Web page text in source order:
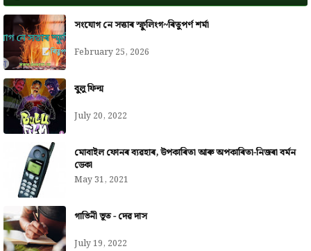
সংযোগ নে সত্তাৰ স্ফুলিংগ~ৰিতুপৰ্ণ শৰ্মা
February 25, 2026
বুলু ফিল্ম
July 20, 2022
মোবাইল ফোনৰ ব্যৱহাৰ, উপকাৰিতা আৰু অপকাৰিতা-নিজৰা বৰ্মন
ডেকা
May 31, 2021
গাভিনী ভূত - দেৱ দাস
July 19, 2022